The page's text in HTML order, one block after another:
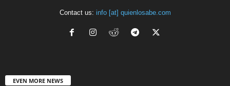
Contact us: info [at] quienlosabe.com
EVEN MORE NEWS